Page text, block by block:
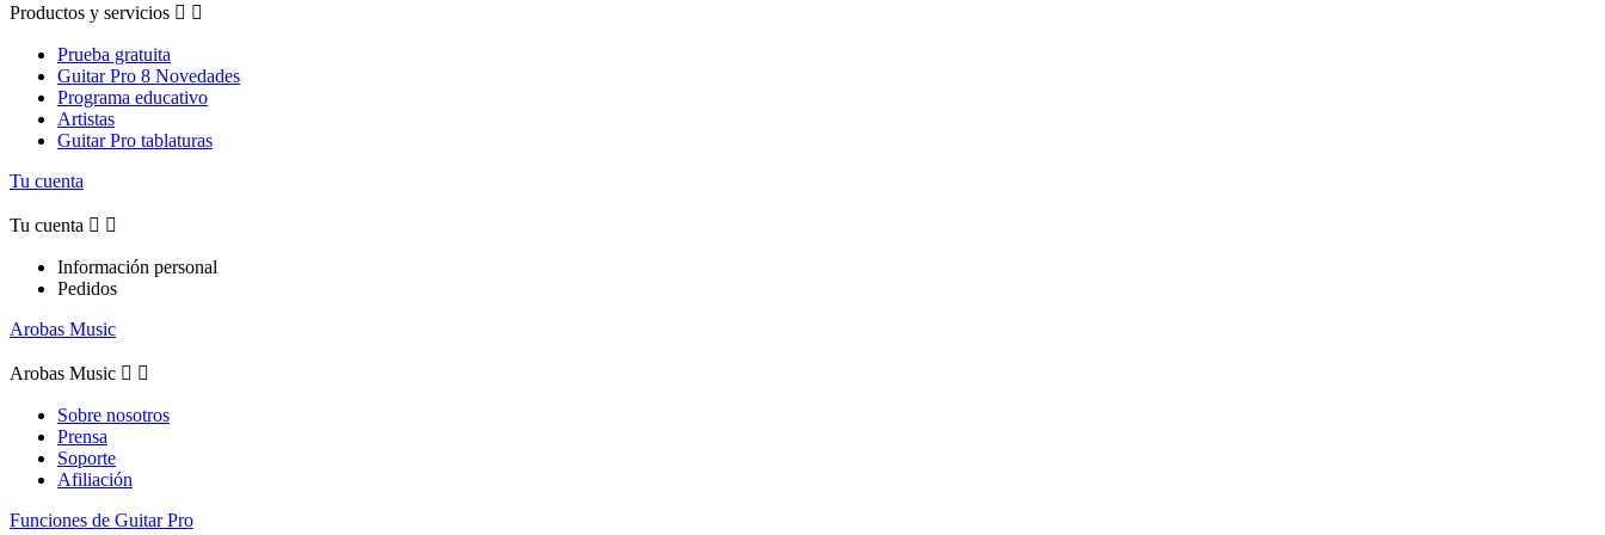
Productos y servicios  
Prueba gratuita
Guitar Pro 8 Novedades
Programa educativo
Artistas
Guitar Pro tablaturas
Tu cuenta
Tu cuenta  
Información personal
Pedidos
Arobas Music
Arobas Music  
Sobre nosotros
Prensa
Soporte
Afiliación
Funciones de Guitar Pro